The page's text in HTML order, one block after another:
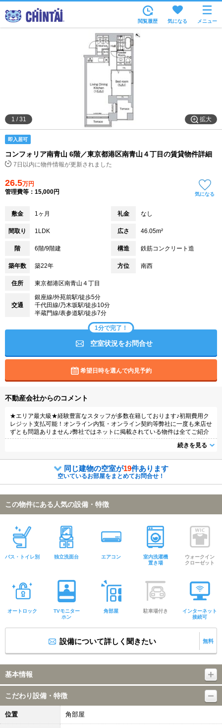
沿線・駅から
住所から
家賃相場から
通勤通学時間から
物件特集から
不動産会社から
閲覧履歴 気になる メニュー
拡大
1 /31
即入居可
コンフォリア南青山 6階／東京都港区南青山４丁目の賃貸物件詳細
7日以内に物件情報が更新されました
26.5万円
管理費等：15,000円
気になる
敷金 1ヶ月 礼金 なし
間取り 1LDK 広さ 46.05m²
階 6階/9階建 構造 鉄筋コンクリート造
築年数 築22年 方位 南西
住所 東京都港区南青山４丁目
交通
銀座線/外苑前駅/徒歩5分
千代田線/乃木坂駅/徒歩10分
半蔵門線/表参道駅/徒歩7分
1分で完了！
空室状況をお問合せ
希望日時を選んで内見予約
不動産会社からのコメント
★エリア最大級★経験豊富なスタッフが多数在籍しております♪初期費用ク
レジット支払可能！オンライン内覧・オンライン契約等弊社に一度も来店せ
ずとも問題ありません♪弊社ではネットに掲載されている物件は全てご紹介
可能になりますので気になる物件は全て申し付けください★
続きを見る
同じ建物の空室が19件あります
空いているお部屋をまとめてお問合せ！
この物件にある人気の設備・特徴
バス・トイレ別 独立洗面台 エアコン
室内洗濯機
置き場
ウォークイン
クローゼット
オートロック
TVモニター
ホン
角部屋 駐車場付き
インターネット
接続可
設備について詳しく聞きたい 無料
基本情報
こだわり設備・特徴
位置 角部屋